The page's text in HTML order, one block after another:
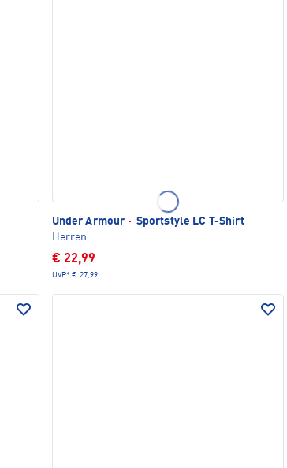
Under Armour · Sportstyle LC T-Shirt
Herren
€ 22,99
UVP* € 27,99